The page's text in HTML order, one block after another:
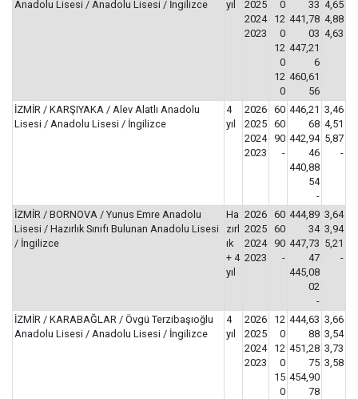
Anadolu Lisesi / Anadolu Lisesi / İngilizce
yıl
2025
2024
2023
0
12
0
12
0
12
0
33
441,78
03
447,21
6
460,61
56
4,65
4,88
4,63
İZMİR / KARŞIYAKA / Alev Alatlı Anadolu
Lisesi / Anadolu Lisesi / İngilizce
4
yıl
2026
2025
2024
2023
60
60
90
-
446,21
68
442,94
46
440,88
54
-
3,46
4,51
5,87
-
İZMİR / BORNOVA / Yunus Emre Anadolu
Lisesi / Hazırlık Sınıfı Bulunan Anadolu Lisesi
/ İngilizce
Ha
zırl
ık
+ 4
yıl
2026
2025
2024
2023
60
60
90
-
444,89
34
447,73
47
445,08
02
-
3,64
3,94
5,21
-
İZMİR / KARABAĞLAR / Övgü Terzibaşıoğlu
Anadolu Lisesi / Anadolu Lisesi / İngilizce
4
yıl
2026
2025
2024
2023
12
0
12
0
15
0
444,63
88
451,28
75
454,90
78
3,66
3,54
3,73
3,58